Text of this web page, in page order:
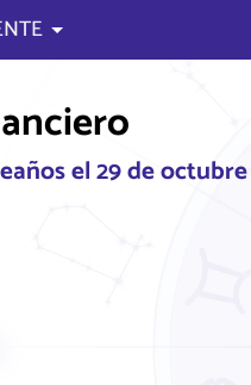
el 29 de octubre